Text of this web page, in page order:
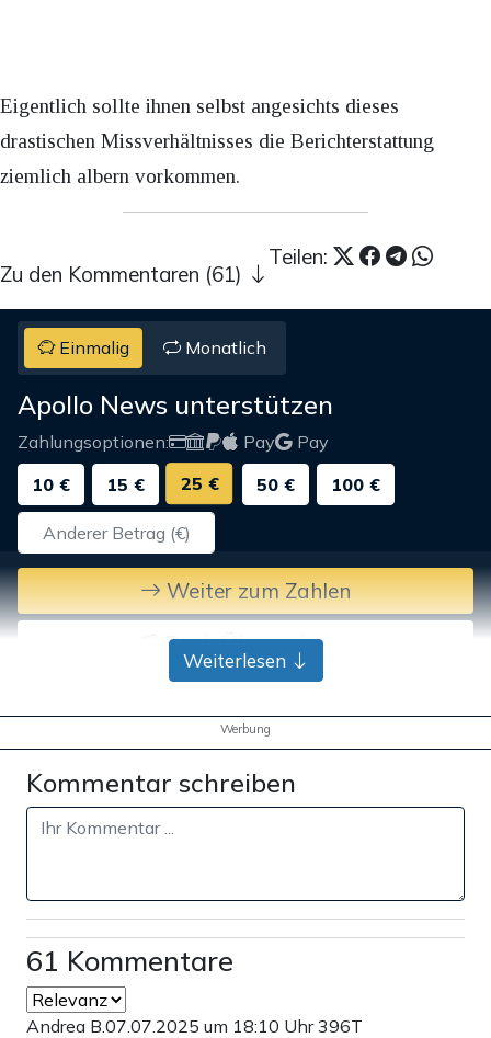
Eigentlich sollte ihnen selbst angesichts dieses
drastischen Missverhältnisses die Berichterstattung
ziemlich albern vorkommen.
Teilen:
Zu den Kommentaren (61)
Einmalig Monatlich
Apollo News unterstützen
Zahlungsoptionen: Pay
Pay
10 €
15 € 25 € 50 € 100 €
Weiter zum Zahlen
Bank-Überweisung
Weiterlesen
Werbung
Kommentar schreiben
61 Kommentare
Andrea B. 07.07.2025 um 18:10 Uhr396T